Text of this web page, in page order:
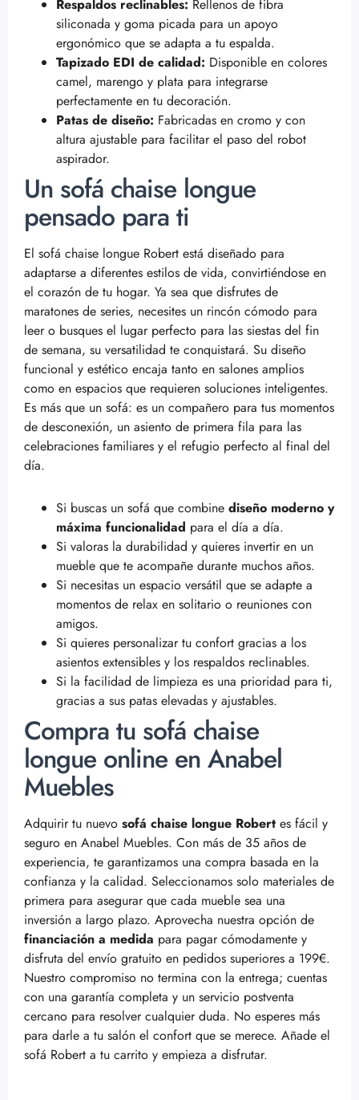
Respaldos reclinables: Rellenos de fibra
siliconada y goma picada para un apoyo
ergonómico que se adapta a tu espalda.
Tapizado EDI de calidad: Disponible en colores
camel, marengo y plata para integrarse
perfectamente en tu decoración.
Patas de diseño: Fabricadas en cromo y con
altura ajustable para facilitar el paso del robot
aspirador.
Un sofá chaise longue
pensado para ti
El sofá chaise longue Robert está diseñado para
adaptarse a diferentes estilos de vida, convirtiéndose en
el corazón de tu hogar. Ya sea que disfrutes de
maratones de series, necesites un rincón cómodo para
leer o busques el lugar perfecto para las siestas del fin
de semana, su versatilidad te conquistará. Su diseño
funcional y estético encaja tanto en salones amplios
como en espacios que requieren soluciones inteligentes.
Es más que un sofá: es un compañero para tus momentos
de desconexión, un asiento de primera fila para las
celebraciones familiares y el refugio perfecto al final del
día.
Si buscas un sofá que combine diseño moderno y
máxima funcionalidad para el día a día.
Si valoras la durabilidad y quieres invertir en un
mueble que te acompañe durante muchos años.
Si necesitas un espacio versátil que se adapte a
momentos de relax en solitario o reuniones con
amigos.
Si quieres personalizar tu confort gracias a los
asientos extensibles y los respaldos reclinables.
Si la facilidad de limpieza es una prioridad para ti,
gracias a sus patas elevadas y ajustables.
Compra tu sofá chaise
longue online en Anabel
Muebles
Adquirir tu nuevo sofá chaise longue Robert es fácil y
seguro en Anabel Muebles. Con más de 35 años de
experiencia, te garantizamos una compra basada en la
confianza y la calidad. Seleccionamos solo materiales de
primera para asegurar que cada mueble sea una
inversión a largo plazo. Aprovecha nuestra opción de
financiación a medida para pagar cómodamente y
disfruta del envío gratuito en pedidos superiores a 199€.
Nuestro compromiso no termina con la entrega; cuentas
con una garantía completa y un servicio postventa
cercano para resolver cualquier duda. No esperes más
para darle a tu salón el confort que se merece. Añade el
sofá Robert a tu carrito y empieza a disfrutar.